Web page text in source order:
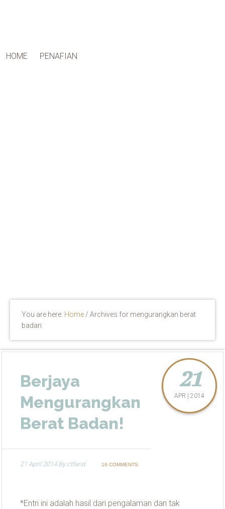
HOME PENAFIAN
You are here: Home / Archives for mengurangkan berat
badan
Berjaya
Mengurangkan
Berat Badan!
21
APR | 2014
21 April 2014Byctfand 16 COMMENTS
*Entri ini adalah hasil dari pengalaman dan tak